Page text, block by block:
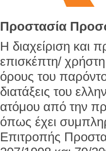
Προστασία
Η διαχείριση και
επισκέπτη/
όρους του
διατάξεις του
ατόμου από την
όπως έχει
Επιτροπής